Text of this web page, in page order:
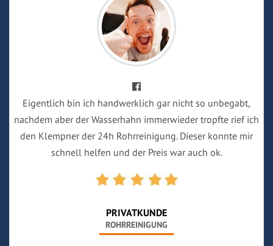
Eigentlich bin ich handwerklich gar nicht so unbegabt,
nachdem aber der Wasserhahn immerwieder tropfte rief ich
den Klempner der 24h Rohrreinigung. Dieser konnte mir
schnell helfen und der Preis war auch ok.
PRIVATKUNDE
ROHRREINIGUNG